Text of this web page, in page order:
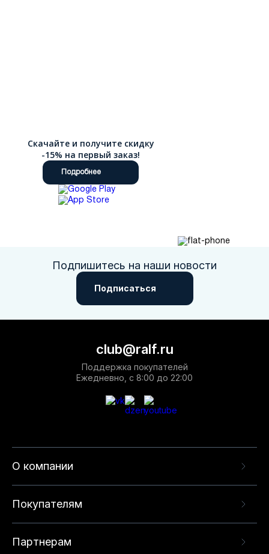
Скачайте и получите скидку
-15% на первый заказ!
Подробнее
Подпишитесь на наши новости
Подписаться
О компании
Покупателям
Партнерам
club@ralf.ru
Поддержка покупателей
Ежедневно, с 8:00 до 22:00